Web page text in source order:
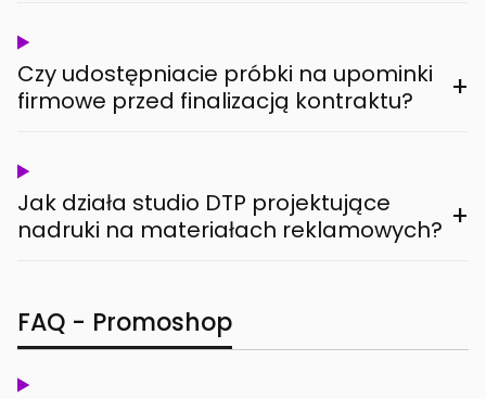
Czy udostępniacie próbki na upominki
firmowe przed finalizacją kontraktu?
+
Jak działa studio DTP projektujące
nadruki na materiałach reklamowych? +
FAQ - Promoshop